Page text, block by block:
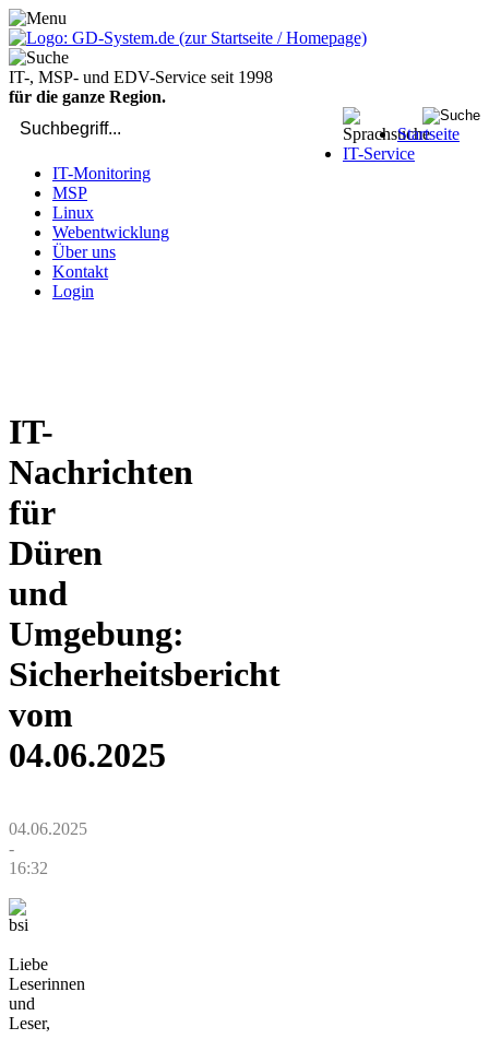
IT-, MSP- und EDV-Service seit 1998
für die ganze Region.
Startseite
IT-Service
IT-Monitoring
MSP
Linux
Webentwicklung
Über uns
Kontakt
Login
IT-
Nachrichten
für
Düren
und
Umgebung:
Sicherheitsbericht
vom
04.06.2025
04.06.2025
-
16:32
Liebe
Leserinnen
und
Leser,